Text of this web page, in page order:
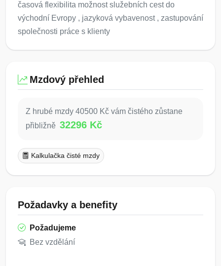
časová flexibilita možnost služebních cest do
východní Evropy , jazyková vybavenost , zastupování
společnosti práce s klienty
Mzdový přehled
Z hrubé mzdy 40500 Kč vám čistého zůstane
přibližně 32296 Kč
Kalkulačka čisté mzdy
Požadavky a benefity
Požadujeme
Bez vzdělání